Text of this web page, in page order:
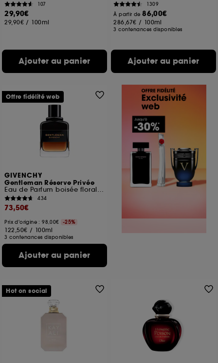
107
29,90€
29,90€ / 100ml
Ajouter au panier
1309
À partir de86,00€
286,67€ / 100ml
3 contenances disponibles
Ajouter au panier
GIVENCHY
Gentleman Réserve Privée
Eau de Parfum boisée florale ambrée pour homme
434
73,50€
Prix d'origine : 98,00€ -25%
122,50€ / 100ml
3 contenances disponibles
Ajouter au panier
Offre fidélité web
Hot on social